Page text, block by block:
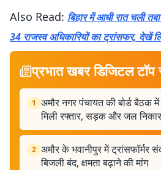
Also Read: बिहार में आधी रात चली
34 राजस्व अधिकारियों का ट्रांसफर, देखें
प्रभात खबर डिजिटल टॉप
1 अमौर नगर पंचायत की बोर्ड बैठक
मिली रफ्तार, सड़क और जल
2 अमौर के भवानीपुर में ट्रांसफॉर्मर
बिजली बंद, क्षमता बढ़ाने की मांग